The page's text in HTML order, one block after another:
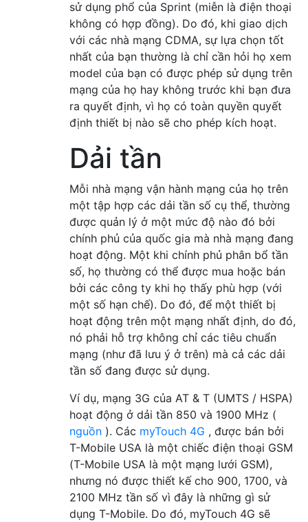
sử dụng phổ của Sprint (miễn là điện thoại
không có hợp đồng). Do đó, khi giao dịch
với các nhà mạng CDMA, sự lựa chọn tốt
nhất của bạn thường là chỉ cần hỏi họ xem
model của bạn có được phép sử dụng trên
mạng của họ hay không trước khi bạn đưa
ra quyết định, vì họ có toàn quyền quyết
định thiết bị nào sẽ cho phép kích hoạt.
Dải tần
Mỗi nhà mạng vận hành mạng của họ trên
một tập hợp các dải tần số cụ thể, thường
được quản lý ở một mức độ nào đó bởi
chính phủ của quốc gia mà nhà mạng đang
hoạt động. Một khi chính phủ phân bổ tần
số, họ thường có thể được mua hoặc bán
bởi các công ty khi họ thấy phù hợp (với
một số hạn chế). Do đó, để một thiết bị
hoạt động trên một mạng nhất định, do đó,
nó phải hỗ trợ không chỉ các tiêu chuẩn
mạng (như đã lưu ý ở trên) mà cả các dải
tần số đang được sử dụng.
Ví dụ, mạng 3G của AT & T (UMTS / HSPA)
hoạt động ở dải tần 850 và 1900 MHz (
nguồn ). Các myTouch 4G , được bán bởi
T-Mobile USA là một chiếc điện thoại GSM
(T-Mobile USA là một mạng lưới GSM),
nhưng nó được thiết kế cho 900, 1700, và
2100 MHz tần số vì đây là những gì sử
dụng T-Mobile. Do đó, myTouch 4G sẽ